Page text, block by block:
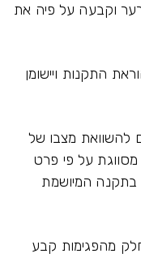
וקבעה על פיה את
התקנות ויישומן
להשוואת מצבו של
על פי פרט
בתקנה המיושמת
מהפגימות קבע